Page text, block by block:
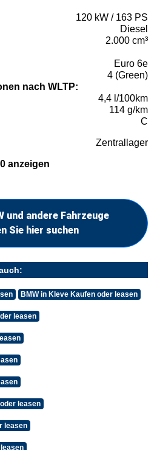
120 kW / 163 PS
Diesel
2.000 cm³
Euro 6e
4 (Green)
nach WLTP:
4,4 l/100km
114 g/km
C
Zentrallager
anzeigen
und andere Fahrzeuge
Sie hier suchen
BMW in Kleve Kaufen oder leasen
leasen
leasen
leasen